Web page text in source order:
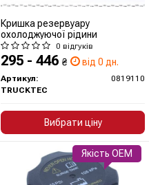
Кришка резервуару
охолоджуючої рідини
0 відгуків
295 - 446 ₴ від 0 дн.
Артикул:
0819110
TRUCKTEC
Вибрати ціну
Якість OEM